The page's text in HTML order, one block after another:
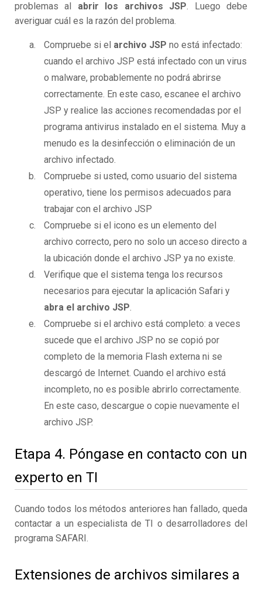
problemas al abrir los archivos JSP. Luego debe
averiguar cuál es la razón del problema.
Compruebe si el archivo JSP no está infectado:
cuando el archivo JSP está infectado con un virus
o malware, probablemente no podrá abrirse
correctamente. En este caso, escanee el archivo
JSP y realice las acciones recomendadas por el
programa antivirus instalado en el sistema. Muy a
menudo es la desinfección o eliminación de un
archivo infectado.
Compruebe si usted, como usuario del sistema
operativo, tiene los permisos adecuados para
trabajar con el archivo JSP
Compruebe si el icono es un elemento del
archivo correcto, pero no solo un acceso directo a
la ubicación donde el archivo JSP ya no existe.
Verifique que el sistema tenga los recursos
necesarios para ejecutar la aplicación Safari y
abra el archivo JSP.
Compruebe si el archivo está completo: a veces
sucede que el archivo JSP no se copió por
completo de la memoria Flash externa ni se
descargó de Internet. Cuando el archivo está
incompleto, no es posible abrirlo correctamente.
En este caso, descargue o copie nuevamente el
archivo JSP.
Etapa 4. Póngase en contacto con un
experto en TI
Cuando todos los métodos anteriores han fallado, queda
contactar a un especialista de TI o desarrolladores del
programa SAFARI.
Extensiones de archivos similares a